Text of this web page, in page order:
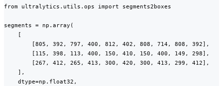
from ultralytics.utils.ops import segments2boxes
segments = np.array(
    [
        [805, 392, 797, 400, 812, 402, 808, 714, 808, 392],
        [115, 398, 113, 400, 150, 410, 150, 400, 149, 298],
        [267, 412, 265, 413, 300, 420, 300, 413, 299, 412],
    ],
    dtype=np.float32,